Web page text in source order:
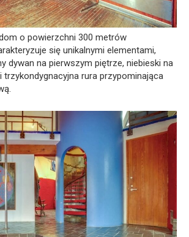
o powierzchni 300 metrów
się unikalnymi elementami,
dywan na pierwszym piętrze, niebieski na
trzykondygnacyjna rura przypominająca